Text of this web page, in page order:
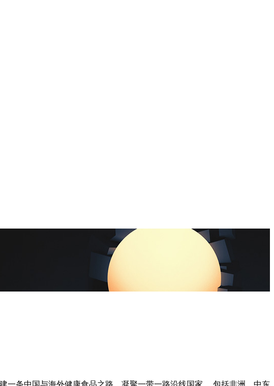
一条中国与海外健康食品之路，凝聚一带一路沿线国家， 包括非洲、中东